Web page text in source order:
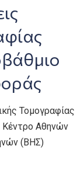
Τομογραφίας
Κέντρο Αθηνών
(ΒΗΣ)